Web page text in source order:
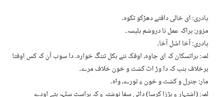
پادری: ای خالی دافتے دھڑکو تکوہ۔
مزور: ہراکہ عمل نا دروشم ہلپسہ۔
پادری: آخا اسُل آخا۔
لمہ: ہراتسکان کہ ای چاوہ، اوفک ننے ہکل تننگ خوارہ۔ دا سوب آن کہ کس اوفتا
برخلاف ہنپ کہ دا وڑ اٹ کشت و خون خلاف مرے۔
مار: جنرل و کشت و خون ءِ تورے، واہ۔
لمہ: (اشتہار ءِ بڑزا کرسا) داٹی سفا نوشتہ ءِ کہ ہراسٹ سلہہ بٹے اودے